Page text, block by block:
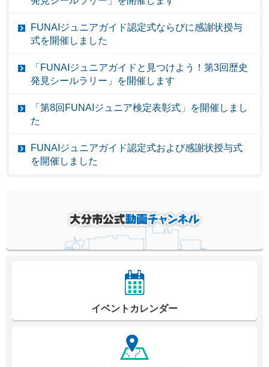
FUNAIジュニアガイド認定式ならびに感謝状授与
式を開催しました
「FUNAIジュニアガイドと見つけよう！第3回歴史
発見シールラリー」を開催します
「第8回FUNAIジュニア検定表彰式」を開催しまし
た
FUNAIジュニアガイド認定式および感謝状授与式
を開催しました
イベントカレンダー